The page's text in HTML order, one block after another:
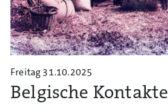
Freitag 31.10.2025
Belgische Kontakte